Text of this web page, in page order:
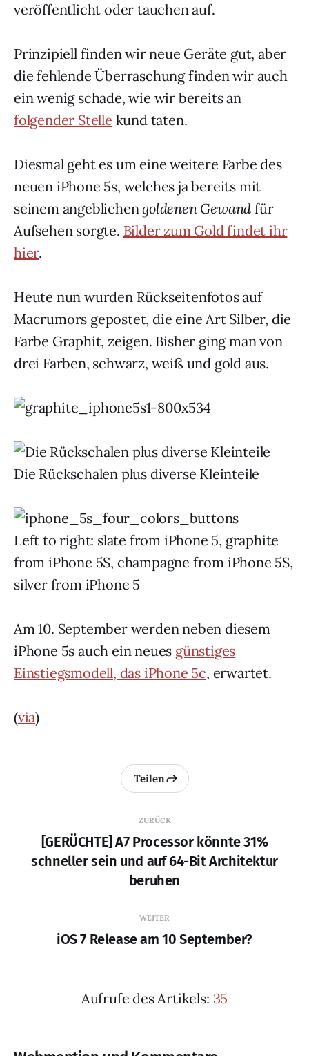
veröffentlicht oder tauchen auf.
Prinzipiell finden wir neue Geräte gut, aber
die fehlende Überraschung finden wir auch
ein wenig schade, wie wir bereits an
folgender Stelle kund taten.
Diesmal geht es um eine weitere Farbe des
neuen iPhone 5s, welches ja bereits mit
seinem angeblichengoldenen Gewand für
Aufsehen sorgte. Bilder zum Gold findet ihr
hier.
Heute nun wurden Rückseitenfotos auf
Macrumors gepostet, die eine Art Silber, die
Farbe Graphit, zeigen. Bisher ging man von
drei Farben, schwarz, weiß und gold aus.
Die Rückschalen plus diverse Kleinteile
Left to right: slate from iPhone 5, graphite
from iPhone 5S, champagne from iPhone 5S,
silver from iPhone 5
Am 10. September werden neben diesem
iPhone 5s auch ein neues günstiges
Einstiegsmodell, das iPhone 5c, erwartet.
(via)
ZURÜCK
[GERÜCHTE] A7 Processor könnte 31%
schneller sein und auf 64-Bit Architektur
beruhen
Teilen
WEITER
iOS 7 Release am 10 September?
Aufrufe des Artikels: 35